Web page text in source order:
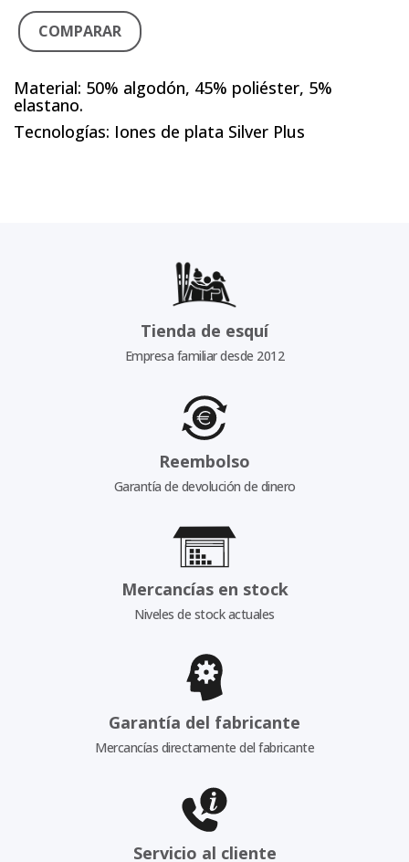
COMPARAR
Material: 50% algodón, 45% poliéster, 5%
elastano.
Tecnologías: Iones de plata Silver Plus
Tienda de esquí
Empresa familiar desde 2012
Reembolso
Garantía de devolución de dinero
Mercancías en stock
Niveles de stock actuales
Garantía del fabricante
Mercancías directamente del fabricante
Servicio al cliente